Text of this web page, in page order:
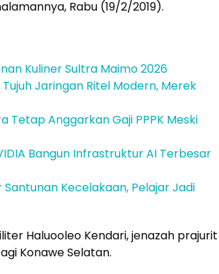
Rabu (19/2/2019).
Kuliner Sultra Maimo 2026
Jaringan Ritel Modern, Merek
Tetap Anggarkan Gaji PPPK Meski
Bangun Infrastruktur AI Terbesar
Santunan Kecelakaan, Pelajar Jadi
Haluooleo Kendari, jenazah prajurit
Konawe Selatan.